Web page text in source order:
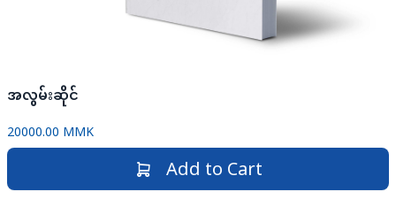
အလွမ်းဆိုင်
20000.00 MMK
Add to Cart